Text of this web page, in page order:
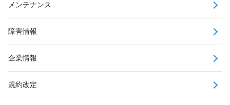
メンテナンス
障害情報
企業情報
規約改定